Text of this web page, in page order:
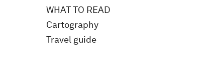
WHAT TO READ
Cartography
Travel guide